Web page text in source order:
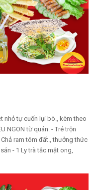
nhỏ tự cuốn lụi bò., kèm theo
NGON từ quán. - Tré trộn
ram tôm đất., thưởng thức
- 1 Ly trà tắc mật ong,